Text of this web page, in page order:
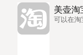
美壶淘
可以在淘